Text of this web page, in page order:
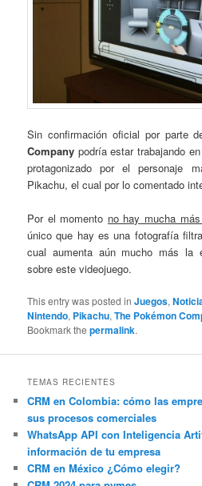
Sin confirmación oficial por parte
Company podría estar trabajando
protagonizado por el personaje
Pikachu, el cual por lo comentado
Por el momento no hay mucha
único que hay es una fotografía
cual aumenta aún mucho más la
sobre este videojuego.
This entry was posted inJuegos,
Nintendo, Pikachu,The Pokémon
Bookmark thepermalink.
TEMAS RECIENTES
CRM en Colombia: cómo las
sus procesos comerciales
WhatsApp API con Inteligencia
información de tu empresa
CRM en México ¿Cómo elegir?